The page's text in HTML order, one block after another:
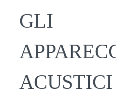
GLI
ACUSTICI